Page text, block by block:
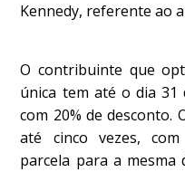
Kennedy, referente ao
O contribuinte que
única tem até o dia
com 20% de desconto.
até cinco vezes,
parcela para a mesma